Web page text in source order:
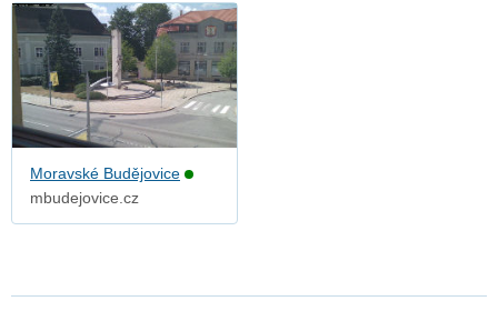
Moravské Budějovice
mbudejovice.cz